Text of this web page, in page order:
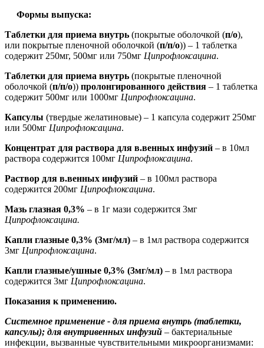
Формы выпуска:
Таблетки для приема внутрь (покрытые оболочкой (п/о),
или покрытые пленочной оболочкой (п/п/о)) – 1 таблетка
содержит 250мг, 500мг или 750мг Ципрофлоксацина.
Таблетки для приема внутрь (покрытые пленочной
оболочкой (п/п/о)) пролонгированного действия – 1 таблетка
содержит 500мг или 1000мг Ципрофлоксацина.
Капсулы (твердые желатиновые) – 1 капсула содержит 250мг
или 500мг Ципрофлоксацина.
Концентрат для раствора для в.венных инфузий – в 10мл
раствора содержится 100мг Ципрофлоксацина.
Раствор для в.венных инфузий – в 100мл раствора
содержится 200мг Ципрофлоксацина.
Мазь глазная 0,3% – в 1г мази содержится 3мг
Ципрофлоксацина.
Капли глазные 0,3% (3мг/мл) – в 1мл раствора содержится
3мг Ципрофлоксацина.
Капли глазные/ушные 0,3% (3мг/мл) – в 1мл раствора
содержится 3мг Ципрофлоксацина.
Показания к применению.
Системное применение - для приема внутрь (таблетки,
капсулы); для внутривенных инфузий – бактериальные
инфекции, вызванные чувствительными микроорганизмами: